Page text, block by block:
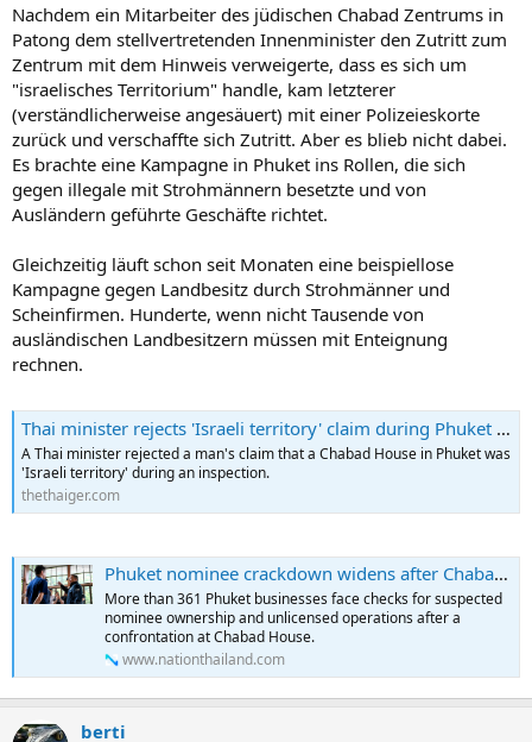
Nachdem ein Mitarbeiter des jüdischen Chabad Zentrums in
Patong dem stellvertretenden Innenminister den Zutritt zum
Zentrum mit dem Hinweis verweigerte, dass es sich um
"israelisches Territorium" handle, kam letzterer
(verständlicherweise angesäuert) mit einer Polizeieskorte
zurück und verschaffte sich Zutritt. Aber es blieb nicht dabei.
Es brachte eine Kampagne in Phuket ins Rollen, die sich
gegen illegale mit Strohmännern besetzte und von
Ausländern geführte Geschäfte richtet.
Gleichzeitig läuft schon seit Monaten eine beispiellose
Kampagne gegen Landbesitz durch Strohmänner und
Scheinfirmen. Hunderte, wenn nicht Tausende von
ausländischen Landbesitzern müssen mit Enteignung
rechnen.
Thai minister rejects 'Israeli territory' claim during Phuket inspection
A Thai minister rejected a man's claim that a Chabad House in Phuket was
'Israeli territory' during an inspection.
thethaiger.com
Phuket nominee crackdown widens after Chabad House confrontation
More than 361 Phuket businesses face checks for suspected
nominee ownership and unlicensed operations after a
confrontation at Chabad House.
www.nationthailand.com
berti